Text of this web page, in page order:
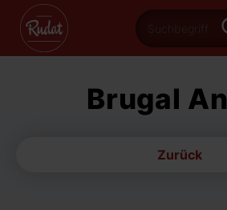
Brugal
Zurück